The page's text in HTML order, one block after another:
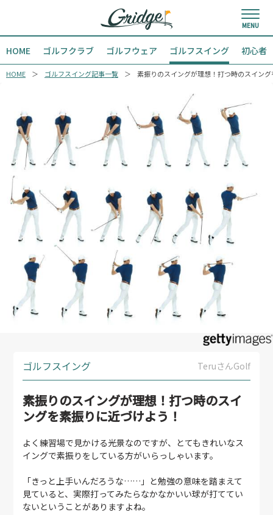
HOME ゴルフクラブ ゴルフウェア ゴルフスイング 初心者
HOME ゴルフスイング記事一覧 素振りのスイングが理想！打つ時のスイン
ゴルフスイング TeruさんGolf
素振りのスイングが理想！打つ時のスイ
ングを素振りに近づけよう！
よく練習場で見かける光景なのですが、とてもきれいなス
イングで素振りをしている方がいらっしゃいます。
「きっと上手いんだろうな……」と勉強の意味を踏まえて
見ていると、実際打ってみたらなかなかいい球が打ててい
ないということがありますよね。